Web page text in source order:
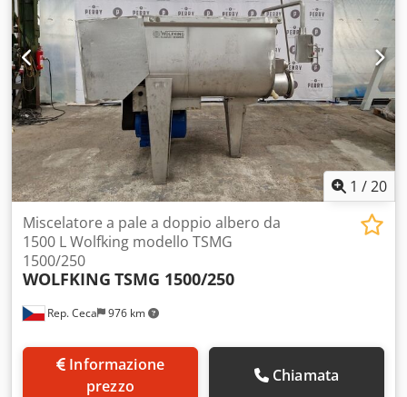
contenitore: 980 mm Dimensioni: da pavimento ad
agitatore (posizione bassa): 0 mm Dimensioni: da
pavimento alla sommità dell'unità di miscelazione
(posizione sollevata): 1255 mm Dimensioni: 1110 x 1300 x
3270 mm Documentazione tecnica disponibile Video che
mostra la macchina in funzione presso i nostri laboratori
1 /20
Rep. Ceca 976 km
Miscelatore a pale a doppio albero da
1500 L Wolfking modello TSMG
1500/250
WOLFKING TSMG 1500/250
prezzo
Chiamata